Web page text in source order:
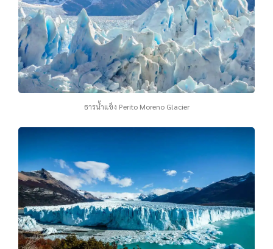
ธารน้ำแข็ง Perito Moreno Glacier